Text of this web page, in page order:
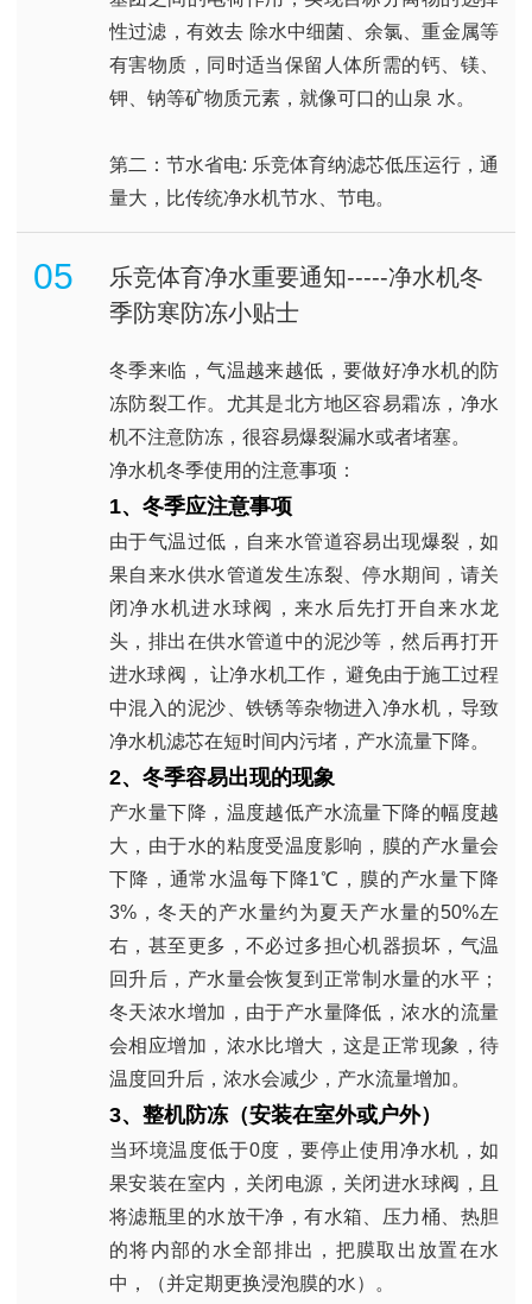
性过滤，有效去 除水中细菌、余氯、重金属等
有害物质，同时适当保留人体所需的钙、镁、
钾、钠等矿物质元素，就像可口的山泉 水。
第二：节水省电: 乐竞体育纳滤芯低压运行，通
量大，比传统净水机节水、节电。
05
乐竞体育净水重要通知-----净水机冬
季防寒防冻小贴士
冬季来临，气温越来越低，要做好净水机的防
冻防裂工作。尤其是北方地区容易霜冻，净水
机不注意防冻，很容易爆裂漏水或者堵塞。
净水机冬季使用的注意事项：
1、冬季应注意事项
由于气温过低，自来水管道容易出现爆裂，如
果自来水供水管道发生冻裂、停水期间，请关
闭净水机进水球阀，来水后先打开自来水龙
头，排出在供水管道中的泥沙等，然后再打开
进水球阀， 让净水机工作，避免由于施工过程
中混入的泥沙、铁锈等杂物进入净水机，导致
净水机滤芯在短时间内污堵，产水流量下降。
2、冬季容易出现的现象
产水量下降，温度越低产水流量下降的幅度越
大，由于水的粘度受温度影响，膜的产水量会
下降，通常水温每下降1℃，膜的产水量下降
3% ，冬天的产水量约为夏天产水量的50%左
右，甚至更多，不必过多担心机器损坏，气温
回升后，产水量会恢复到正常制水量的水平；
冬天浓水增加，由于产水量降低，浓水的流量
会相应增加，浓水比增大，这是正常现象，待
温度回升后，浓水会减少，产水流量增加。
3、整机防冻（安装在室外或户外）
当环境温度低于0度，要停止使用净水机，如
果安装在室内，关闭电源，关闭进水球阀，且
将滤瓶里的水放干净，有水箱、压力桶、热胆
的将内部的水全部排出，把膜取出放置在水
中，（并定期更换浸泡膜的水）。